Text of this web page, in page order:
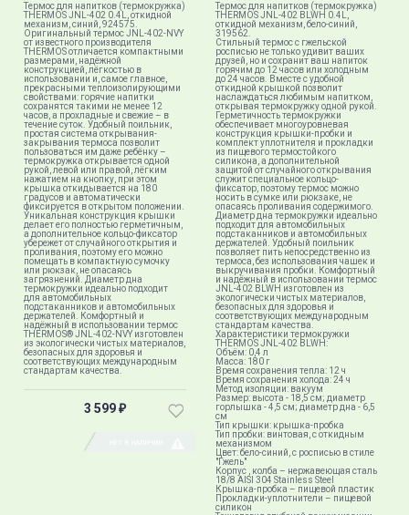
Термос для напитков (термокружка)
THERMOS JNL-402 0.4L, откидной
механизм, синий, 924575.
Оригинальный термос JNL-402-NVY
от известного производителя
THERMOS отличается компактными
размерами, надёжной
конструкцией, лёгкостью в
использовании и, самое главное,
прекрасными теплоизолирующими
свойствами: горячие напитки
сохранятся такими не менее 12
часов, а прохладные и свежие – в
течение суток. Удобный поильник,
простая система открывания-
закрывания термоса позволит
пользоваться им даже ребёнку –
термокружка открывается одной
рукой, левой или правой, лёгким
нажатием на кнопку, при этом
крышка откидывается на 180
градусов и автоматически
фиксируется в открытом положении.
Уникальная конструкция крышки
делает его полностью герметичным,
а дополнительное кольцо-фиксатор
убережет от случайного открытия и
проливания, поэтому его можно
помещать в компактную сумочку
или рюкзак, не опасаясь
загрязнений. Диаметр дна
термокружки идеально подходит
для автомобильных
подстаканников и автомобильных
держателей. Комфортный и
надёжный в использовании термос
THERMOS® JNL-402-NVY изготовлен
из экологически чистых материалов,
безопасных для здоровья и
соответствующих международным
стандартам качества.
3 599 ₽
Термос для напитков (термокружка)
THERMOS JNL-402 BLWH 0.4L,
откидной механизм, бело-синий,
319562.
Стильный термос с гжельской
росписью не только удивит ваших
друзей, но и сохранит ваш напиток
горячим до 12 часов или холодным
до 24 часов. Вместе с удобной
откидной крышкой позволит
наслаждаться любимым напитком,
открывая термокружку одной рукой.
Герметичность термокружки
обеспечивает многоуровневая
конструкция крышки-пробки и
комплект уплотнителя и прокладки
из пищевого термостойкого
силикона, а дополнительной
защитой от случайного открывания
служит специальное кольцо-
фиксатор, поэтому термос можно
носить в сумке или рюкзаке, не
опасаясь проливания содержимого.
Диаметр дна термокружки идеально
подходит для автомобильных
подстаканников и автомобильных
держателей. Удобный поильник
позволяет пить непосредственно из
термоса, без использования чашек и
выкручивания пробки. Комфортный
и надёжный в использовании термос
JNL-402 BLWH изготовлен из
экологически чистых материалов,
безопасных для здоровья и
соответствующих международным
стандартам качества.
Характеристики термокружки
THERMOS JNL-402 BLWH:
Объём: 0,4 л
Масса: 180 г
Время сохранения тепла: 12 ч
Время сохранения холода: 24 ч
Метод изоляции: вакуум
Размер: высота - 18,5 см; диаметр
горлышка - 4,5 см; диаметр дна - 6,5
см
Тип крышки: крышка-пробка
Тип пробки: винтовая, с откидным
механизмом
Цвет: бело-синий, с росписью в стиле
"Гжель"
Корпус , колба – нержавеющая сталь
18/8 AISI 304 Stainless Steel
Крышка-пробка – пищевой пластик
Прокладки-уплотнители – пищевой
силикон